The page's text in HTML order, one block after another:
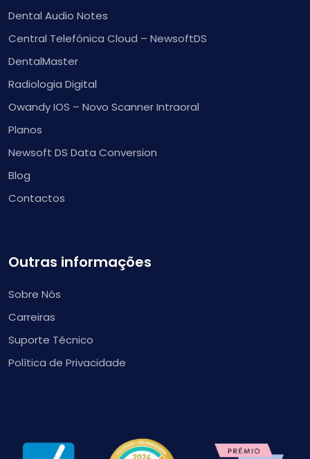
Dental Audio Notes
Central Telefónica Cloud – NewsoftDS
DentalMaster
Radiologia Digital
Owandy IOS – Novo Scanner Intraoral
Planos
Newsoft DS Data Conversion
Blog
Contactos
Outras informações
Sobre Nós
Carreiras
Suporte Técnico
Política de Privacidade